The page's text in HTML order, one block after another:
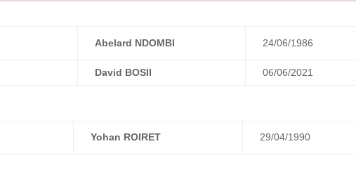
Abelard NDOMBI 24/06/1986
David BOSII 06/06/2021
Yohan ROIRET 29/04/1990